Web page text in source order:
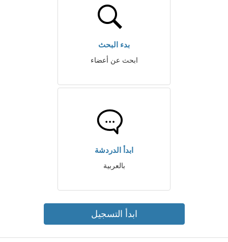
بدء البحث
ابحث عن أعضاء
ابدأ الدردشة
بالعربية
ابدأ التسجيل